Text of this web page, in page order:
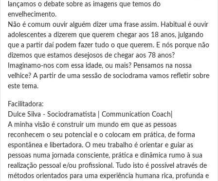
lançamos o debate sobre as imagens que temos do
envelhecimento.
Não é comum ouvir alguém dizer uma frase assim. Habitual é ouvir
adolescentes a dizerem que querem chegar aos 18 anos, julgando
que a partir daí podem fazer tudo o que querem. E nós porque não
dizemos que estamos desejosos de chegar aos 78 anos?
Imaginamo-nos com essa idade, ou mais? Pensamos na nossa
velhice? A partir de uma sessão de sociodrama vamos refletir sobre
este tema.
Facilitadora:
Dulce Silva - Sociodramatista | Communication Coach|
A minha visão é construir um mundo em que as pessoas
reconhecem o seu potencial e o colocam em prática, de forma
espontânea e libertadora. O meu trabalho é orientar e guiar as
pessoas numa jornada consciente, prática e dinâmica rumo à sua
realização pessoal e/ou profissional. Tudo isto é possível através de
métodos orientados para uma experiência humana rica, profunda e